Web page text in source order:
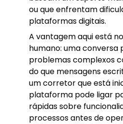
ou que enfrentam
plataformas digitais.
A vantagem aqui está
humano: uma conversa
problemas complexos
do que mensagens
um corretor que está
plataforma pode ligar
rápidas sobre
processos antes de